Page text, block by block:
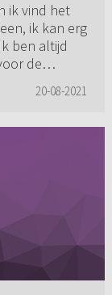
ik vind het
ik kan erg
ben altijd
de
20-08-2021